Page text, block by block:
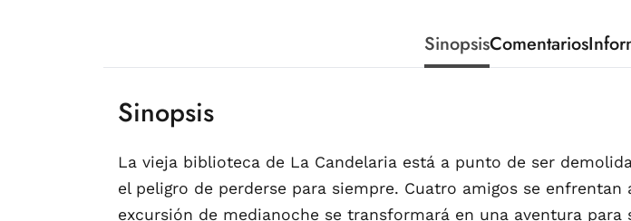
SinopsisComentarios
Sinopsis
La vieja biblioteca de La Candelaria está a punto de ser
el peligro de perderse para siempre. Cuatro amigos se
excursión de medianoche se transformará en una aventura